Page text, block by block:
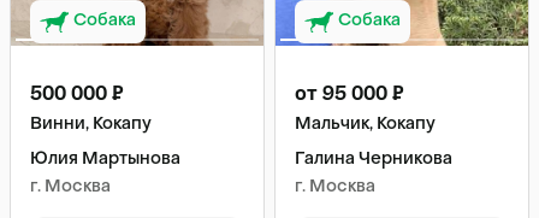
Собака
500 000 ₽
Винни, Кокапу
Юлия Мартынова
г. Москва
Собака
от 95 000 ₽
Мальчик, Кокапу
Галина Черникова
г. Москва